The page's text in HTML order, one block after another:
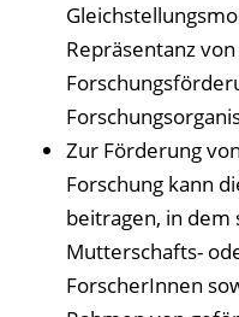
Repräsentanz
Zur Förderung
Forschung kann
beitragen, in dem
Mutterschafts-
ForscherInnen